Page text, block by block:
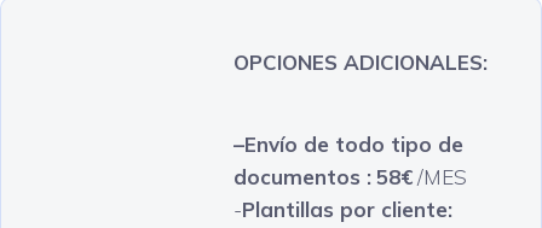
OPCIONES ADICIONALES:
–Envío de todo tipo de
documentos : 58€/MES
-Plantillas por cliente: